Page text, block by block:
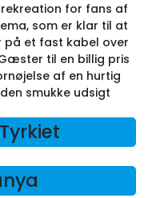
for fans af
som er klar til at
på et fast kabel over
til en billig pris
af en hurtig
smukke udsigt